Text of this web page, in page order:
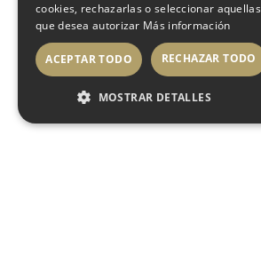
cookies, rechazarlas o seleccionar aquellas
que desea autorizar Más información
ACEPTAR TODO RECHAZAR TODO
MOSTRAR DETALLES